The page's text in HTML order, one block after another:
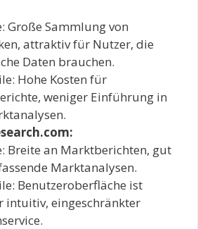
Große Sammlung von
attraktiv für Nutzer, die
Daten brauchen.
Hohe Kosten für
weniger Einführung in
Breite an Marktberichten, gut
Marktanalysen.
Benutzeroberfläche ist
intuitiv, eingeschränkter